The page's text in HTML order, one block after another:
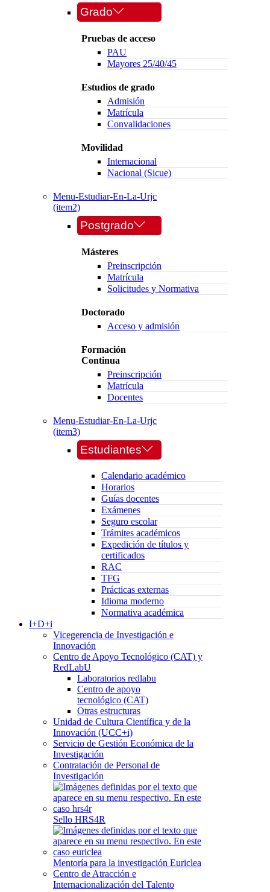
Grado
Pruebas de acceso
PAU
Mayores 25/40/45
Estudios de grado
Admisión
Matrícula
Convalidaciones
Movilidad
Internacional
Nacional (Sicue)
Menu-Estudiar-En-La-Urjc
(item2)
Postgrado
Másteres
Preinscripción
Matrícula
Solicitudes y Normativa
Doctorado
Acceso y admisión
Formación
Continua
Preinscripción
Matrícula
Docentes
Menu-Estudiar-En-La-Urjc
(item3)
Estudiantes
Calendario académico
Horarios
Guías docentes
Exámenes
Seguro escolar
Trámites académicos
Expedición de títulos y
certificados
RAC
TFG
Prácticas externas
Idioma moderno
Normativa académica
I+D+i
Vicegerencia de Investigación e
Innovación
Centro de Apoyo Tecnológico (CAT) y
RedLabU
Laboratorios redlabu
Centro de apoyo
tecnológico (CAT)
Otras estructuras
Unidad de Cultura Científica y de la
Innovación (UCC+i)
Servicio de Gestión Económica de la
Investigación
Contratación de Personal de
Investigación
Sello HRS4R
Mentoría para la investigación Euriclea
Centro de Atracción e
Internacionalización del Talento